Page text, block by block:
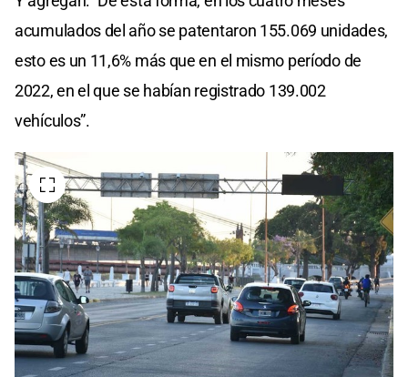
acumulados del año se patentaron 155.069 unidades,
esto es un 11,6% más que en el mismo período de
2022, en el que se habían registrado 139.002
vehículos”.